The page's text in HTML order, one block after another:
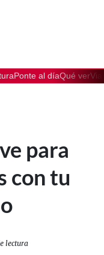
Ponte al díaQué ver
para
con tu
lectura